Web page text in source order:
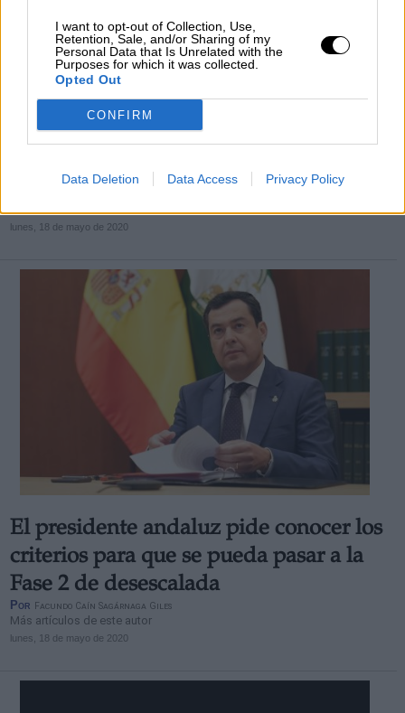
I want to opt-out of Collection, Use,
Retention, Sale, and/or Sharing of my
Personal Data that Is Unrelated with the
Purposes for which it was collected.
Opted Out
CONFIRM
Data Deletion Data Access Privacy Policy
El Colegio de Médicos avisa de que
todavía no se dan las condiciones
optimas en Madrid para pasar de fase
Más artículos de este autor
lunes, 18 de mayo de 2020
El presidente andaluz pide conocer los
criterios para que se pueda pasar a la
Fase 2 de desescalada
Por Facundo Caín Sagárnaga Giles
Más artículos de este autor
lunes, 18 de mayo de 2020